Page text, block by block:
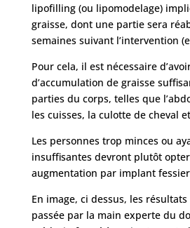
lipofilling (ou lipomodelage)
graisse, dont une partie sera
semaines suivant l’intervention
Pour cela, il est nécessaire
d’accumulation de graisse
parties du corps, telles que
les cuisses, la culotte de cheval
Les personnes trop minces ou
insuffisantes devront plutôt
augmentation par implant
En image, ci dessus, les
passée par la main experte du